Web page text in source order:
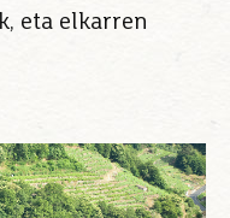
eta elkarren